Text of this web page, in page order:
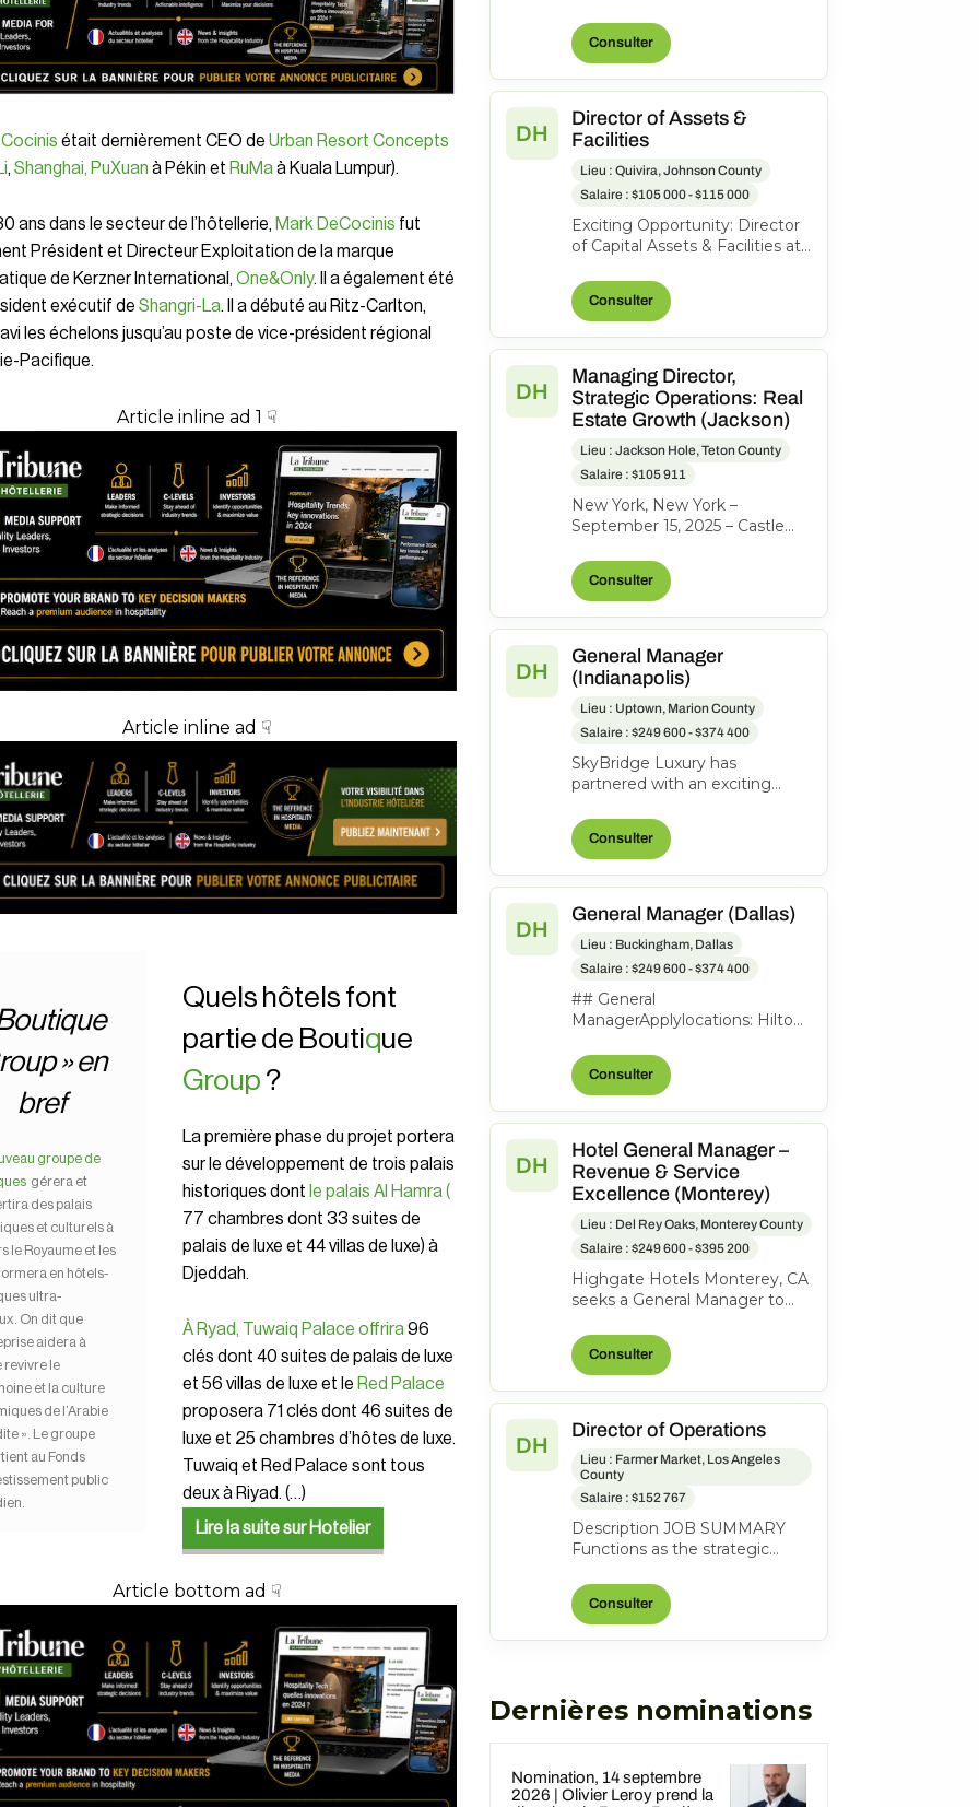
était dernièrement CEO de Urban Resort Concepts
, Shanghai, PuXuan à Pékin et RuMaà Kuala Lumpur).
ans dans le secteur de l’hôtellerie, Mark DeCocinis fut
Président et Directeur Exploitation de la marque
de Kerzner International, One&Only. Il a également été
exécutif de Shangri-La. Il a débuté au Ritz-Carlton,
les échelons jusqu’au poste de vice-président régional
Pacifique.
Article inline ad 1 ☟
Article inline ad ☟
» en
bref
groupe de
gérera et
des palais
et culturels à
le Royaume et les
en hôtels-
ultra-
On dit que
aidera à
revivre le
et la culture
de l’Arabie
». Le groupe
au Fonds
public
Quels hôtels font
partie de Boutique
Group ?
La première phase du projet portera
sur le développement de trois palais
historiques dont le palais Al Hamra (
77 chambres dont 33 suites de
palais de luxe et 44 villas de luxe) à
Djeddah.
À Ryad, Tuwaiq Palace offrira96 ​​
clés dont 40 suites de palais de luxe
et 56 villas de luxe et le Red Palace
proposera 71 clés dont 46 suites de
luxe et 25 chambres d’hôtes de luxe.
Tuwaiq et Red Palace sont tous
deux à Riyad. (…)
Lire la suite sur Hotelier
Article bottom ad ☟
to lead the Hilton Short Hills. At
Cr...Consulter
DH
Director of Assets &
Facilities
Lieu : Quivira, Johnson County
Salaire : $105 000 - $115 000
Exciting Opportunity: Director
of Capital Assets & Facilities at
Consulting, Inc. About the
role...Consulter
DH
Managing Director,
Strategic Operations: Real
Estate Growth (Jackson)
Lieu : Jackson Hole, Teton County
Salaire : $105 911
New York, New York –
September 15, 2025 – Castle
or “CPH”), the investment firm
behind...
Consulter
DH
General Manager
(Indianapolis)
Lieu : Uptown, Marion County
Salaire : $249 600 - $374 400
SkyBridge Luxury has
partnered with an exciting
exceptional General Manager
to lead th...
Consulter
DH
General Manager (Dallas)
Lieu : Buckingham, Dallas
Salaire : $249 600 - $374 400
## General
ManagerApplylocations: Hilton
Downtowntime type: Full
timeposted on: Posted
Consulter
DH
Hotel General Manager –
Revenue & Service
Excellence (Monterey)
Lieu : Del Rey Oaks, Monterey County
Salaire : $249 600 - $395 200
Highgate Hotels Monterey, CA
seeks a General Manager to
profitability through revenue
grow...
Consulter
DH
Director of Operations
Lieu : Farmer Market, Los Angeles
County
Salaire : $152 767
Description JOB SUMMARY
Functions as the strategic
property's Hotel Operations.
Areas of respo...
Consulter
Dernières nominations
Nomination, 14 septembre
2026 | Olivier Leroy prend la